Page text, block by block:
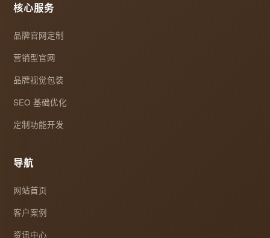
核心服务
品牌官网定制
营销型官网
品牌视觉包装
SEO 基础优化
定制功能开发
导航
网站首页
客户案例
资讯中心